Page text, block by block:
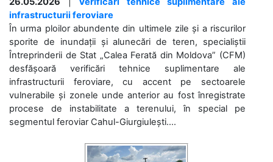
infrastructurii feroviare
În urma ploilor abundente din ultimele zile și a riscurilor
sporite de inundații și alunecări de teren, specialiștii
Întreprinderii de Stat „Calea Ferată din Moldova” (CFM)
desfășoară verificări tehnice suplimentare ale
infrastructurii feroviare, cu accent pe sectoarele
vulnerabile și zonele unde anterior au fost înregistrate
procese de instabilitate a terenului, în special pe
segmentul feroviar Cahul-Giurgiulești....